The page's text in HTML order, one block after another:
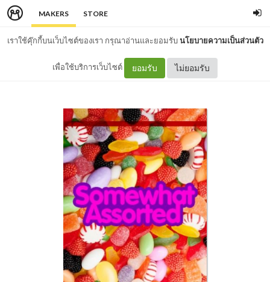
MAKERS STORE
เราใช้คุ๊กกี้บนเว็บไซต์ของเรา กรุณาอ่านและยอมรับนโยบายความเป็นส่วนตัว
เพื่อใช้บริการเว็บไซต์ ยอมรับ ไม่ยอมรับ